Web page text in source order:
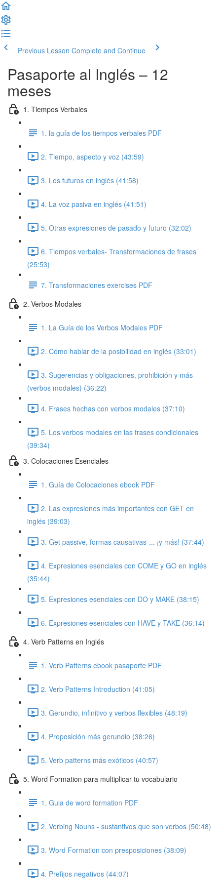
Previous Lesson Complete and Continue
Pasaporte al Inglés – 12
meses
1. Tiempos Verbales
1. la guía de los tiempos verbales PDF
2. Tiempo, aspecto y voz (43:59)
3. Los futuros en inglés (41:58)
4. La voz pasiva en inglés (41:51)
5. Otras expresiones de pasado y futuro (32:02)
6. Tiempos verbales- Transformaciones de frases
(25:53)
7. Transformaciones exercises PDF
2. Verbos Modales
1. La Guía de los Verbos Modales PDF
2. Cómo hablar de la posibilidad en inglés (33:01)
3. Sugerencias y obligaciones, prohibición y más
(verbos modales) (36:22)
4. Frases hechas con verbos modales (37:10)
5. Los verbos modales en las frases condicionales
(39:34)
3. Colocaciones Esenciales
1. Guía de Colocaciones ebook PDF
2. Las expresiones más importantes con GET en
inglés (39:03)
3. Get passive, formas causativas-... ¡y más! (37:44)
4. Expresiones esenciales con COME y GO en inglés
(35:44)
5. Expresiones esenciales con DO y MAKE (38:15)
6. Expresiones esenciales con HAVE y TAKE (36:14)
4. Verb Patterns en Inglés
1. Verb Patterns ebook pasaporte PDF
2. Verb Patterns Introduction (41:05)
3. Gerundio, infinitivo y verbos flexibles (48:19)
4. Preposición más gerundio (38:26)
5. Verb patterns más exóticos (40:57)
5. Word Formation para multiplicar tu vocabulario
1. Guia de word formation PDF
2. Verbing Nouns - sustantivos que son verbos (50:48)
3. Word Formation con presposiciones (38:09)
4. Prefijos negativos (44:07)